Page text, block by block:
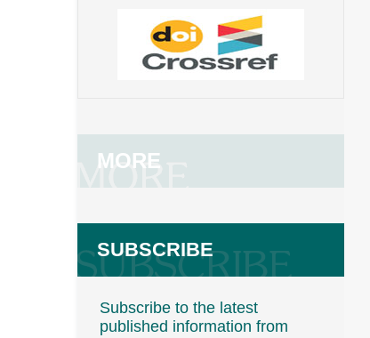
MORE
SUBSCRIBE
Subscribe to the latest
published information from